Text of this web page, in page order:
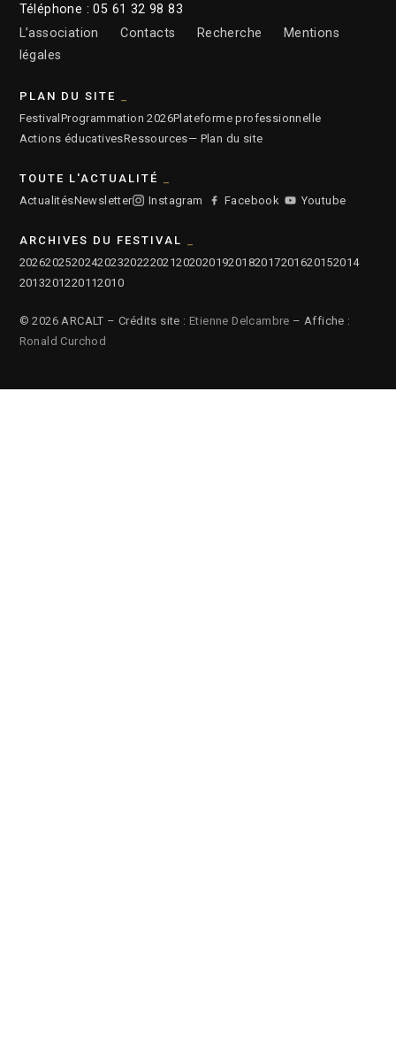
Téléphone : 05 61 32 98 83
L’association
Contacts Recherche
Mentions
légales
PLAN DU SITE
Festival Programmation 2026Plateforme professionnelle
Actions éducativesRessources— Plan du site
TOUTE L'ACTUALITÉ
ActualitésNewsletter Instagram Facebook Youtube
ARCHIVES DU FESTIVAL
2026202520242023202220212020201920182017201620152014
2013201220112010
© 2026 ARCALT – Crédits site : Etienne Delcambre – Affiche :
Ronald Curchod